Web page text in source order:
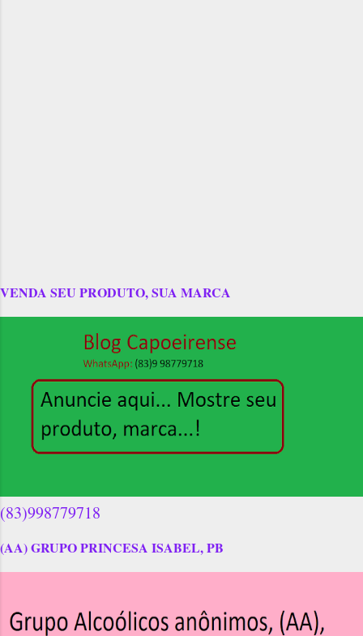
VENDA SEU PRODUTO, SUA MARCA
(83)998779718
(AA) GRUPO PRINCESA ISABEL, PB